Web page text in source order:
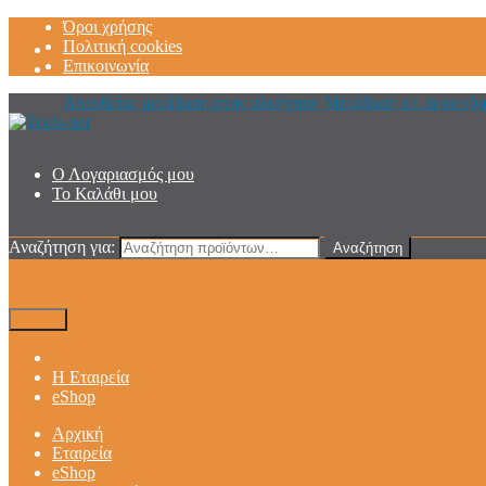
Όροι χρήσης
Πολιτική cookies
Επικοινωνία
Απευθείας μετάβαση στην πλοήγηση Μετάβαση σε
Ο Λογαριασμός μου
Το Καλάθι μου
Αναζήτηση για: Αναζήτηση
Η Εταιρεία
eShop
Αρχική
Εταιρεία
eShop